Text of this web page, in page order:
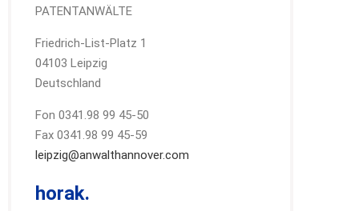
PATENTANWÄLTE
Friedrich-List-Platz 1
04103 Leipzig
Deutschland
Fon 0341.98 99 45-50
Fax 0341.98 99 45-59
leipzig@anwalthannover.com
horak.